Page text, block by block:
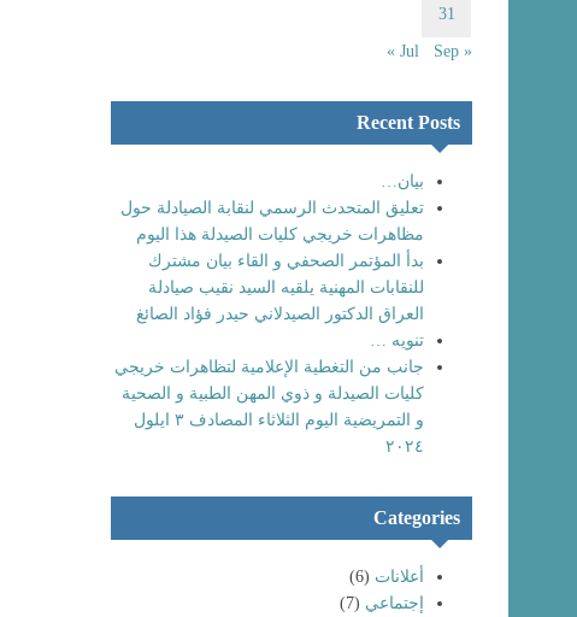
31
« Jul
Sep »
Recent Posts
بيان…
تعليق المتحدث الرسمي لنقابة الصيادلة حول
مظاهرات خريجي كليات الصيدلة هذا اليوم
بدأ المؤتمر الصحفي و القاء بيان مشترك
للنقابات المهنية يلقيه السيد نقيب صيادلة
العراق الدكتور الصيدلاني حيدر فؤاد الصائغ
تنويه …
جانب من التغطية الإعلامية لتظاهرات خريجي
كليات الصيدلة و ذوي المهن الطبية و الصحية
و التمريضية اليوم الثلاثاء المصادف ٣ ايلول
٢٠٢٤
Categories
أعلانات (6)
إجتماعي (7)